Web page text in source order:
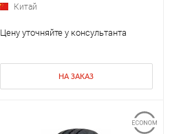
Китай
Цену уточняйте у консультанта
НА ЗАКАЗ